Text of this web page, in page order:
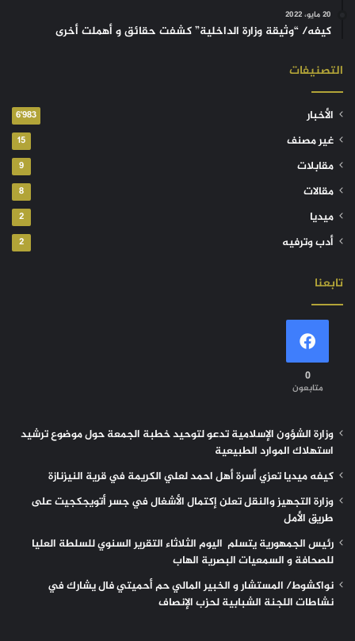
20 مايو، 2022
كيفه/ “وثيقة وزارة الداخلية” كشفت حقائق و أهملت أخرى
التصنيفات
الأخبار 6٬983
غير مصنف 15
مقابلات 9
مقالات 8
ميديا 2
أدب وترفيه 2
تابعنا
0
متابعون
وزارة الشؤون الإسلامية تدعو لتوحيد خطبة الجمعة حول موضوع ترشيد
استهلاك الموارد الطبيعية
كيفه ميديا تعزي أسرة أهل احمد لعلي الكريمة في قرية النيزنازة
وزارة التجهيز والنقل تعلن إكتمال الأشغال في جسر أتويجكجيت على
طريق الأمل
رئيس الجمهورية يتسلم اليوم الثلاثاء التقرير السنوي للسلطة العليا
للصحافة و السمعيات البصرية الهاب
نواكشوط/ المستشار و الخبير المالي حم أحميتي فال يشارك في
نشاطات اللجنة الشبابية لحزب الإنصاف